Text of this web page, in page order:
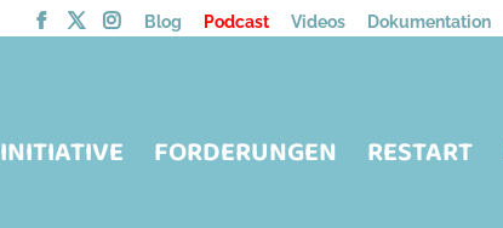
Blog Podcast Videos Dokumentation
INITIATIVE FORDERUNGEN RESTART